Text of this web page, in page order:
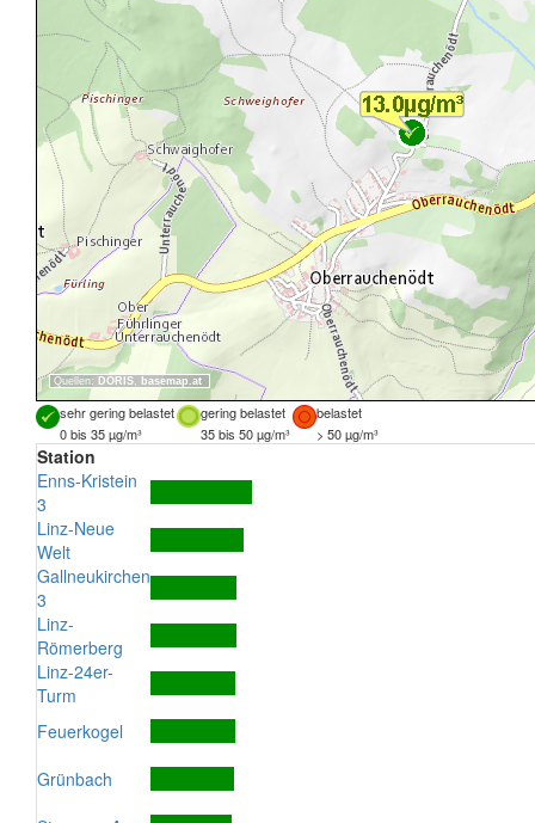
Quellen: DORIS, basemap.at
sehr gering belastet gering belastet
belastet
0 bis 35 µg/m³
35 bis 50 µg/m³ > 50 µg/m³
Station
Enns-Kristein
3
Linz-Neue
Welt
Gallneukirchen
3
Linz-
Römerberg
Linz-24er-
Turm
Feuerkogel
Grünbach